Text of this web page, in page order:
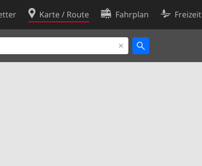
Karte / Route Fahrplan Freizeit
Cookie-Richtlinie
Cookie-Einstellungen